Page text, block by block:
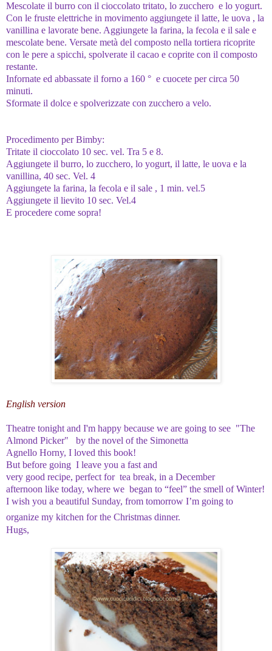
Mescolate il burro con il cioccolato tritato, lo zucchero e lo yogurt.
Con le fruste elettriche in movimento aggiungete il latte, le uova , la
vanillina e lavorate bene. Aggiungete la farina, la fecola e il sale e
mescolate bene. Versate metà del composto nella tortiera ricoprite
con le pere a spicchi, spolverate il cacao e coprite con il composto
restante.
Infornate ed abbassate il forno a 160 ° e cuocete per circa 50
minuti.
Sformate il dolce e spolverizzate con zucchero a velo.
Procedimento per Bimby:
Tritate il cioccolato 10 sec. vel. Tra 5 e 8.
Aggiungete il burro, lo zucchero, lo yogurt, il latte, le uova e la
vanillina, 40 sec. Vel. 4
Aggiungete la farina, la fecola e il sale , 1 min. vel.5
Aggiungete il lievito 10 sec. Vel.4
E procedere come sopra!
English version
Theatre tonight and I'm happy because we are going to see "The
Almond Picker" by the novel of the Simonetta
Agnello Horny, I loved this book!
But before going I leave you a fast and
very good recipe, perfect for tea break, in a December
afternoon like today, where we began to “feel” the smell of Winter!
I wish you a beautiful Sunday, from tomorrow I’m going to
organize my kitchen for the Christmas dinner.
Hugs,